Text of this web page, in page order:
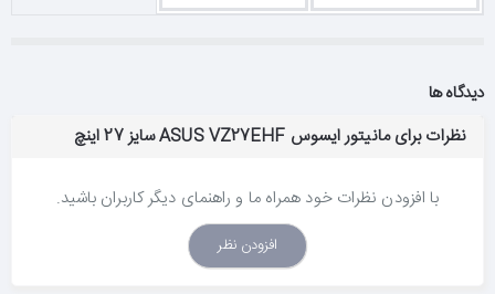
دیدگاه ها
نظرات برای مانیتور ایسوس ASUS VZ27EHF سایز 27 اینچ
با افزودن نظرات خود همراه ما و راهنمای دیگر کاربران باشید.
افزودن نظر